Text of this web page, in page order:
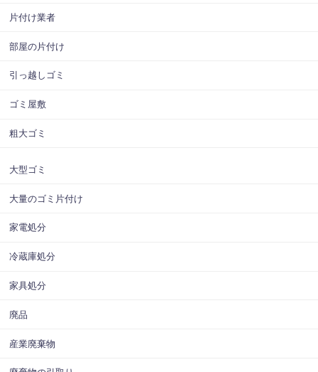
片付け業者
部屋の片付け
引っ越しゴミ
ゴミ屋敷
粗大ゴミ
大型ゴミ
大量のゴミ片付け
家電処分
冷蔵庫処分
家具処分
廃品
産業廃棄物